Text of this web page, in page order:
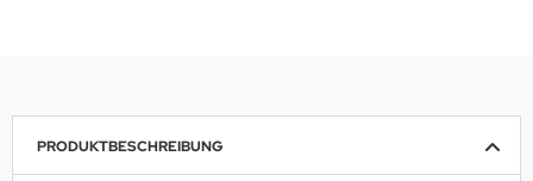
PRODUKTBESCHREIBUNG